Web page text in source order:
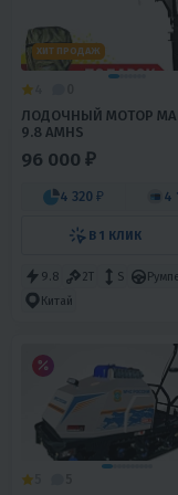
ХИТ ПРОДАЖ
ЛОДОЧНЫЙ МОТОР
9.8 AMHS
96 000 ₽
4 320 ₽ 4
В 1 КЛИК
9.8 2T S
Китай